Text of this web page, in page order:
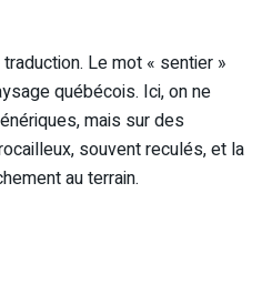
Le mot « sentier »
québécois. Ici, on ne
mais sur des
souvent reculés, et la
au terrain.